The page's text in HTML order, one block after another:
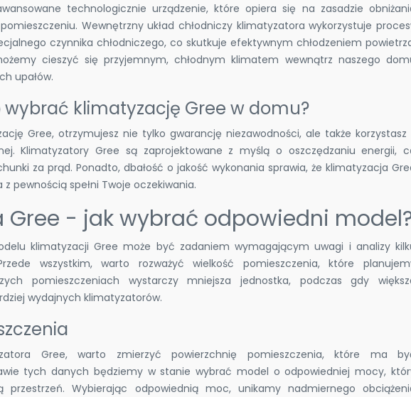
technologicznie urządzenie, które opiera się na zasadzie
Wewnętrzny układ chłodniczy klimatyzatora wykorzystuje
czynnika chłodniczego, co skutkuje efektywnym chłodzeniem
cieszyć się przyjemnym, chłodnym klimatem wewnątrz naszego
upałów.
wybrać klimatyzację Gree w domu?
Gree, otrzymujesz nie tylko gwarancję niezawodności, ale także korzystasz
Klimatyzatory Gree są zaprojektowane z myślą o oszczędzaniu energii,
za prąd. Ponadto, dbałość o jakość wykonania sprawia, że klimatyzacja
pewnością spełni Twoje oczekiwania.
Gree - jak wybrać odpowiedni
klimatyzacji Gree może być zadaniem wymagającym uwagi i analizy
wszystkim, warto rozważyć wielkość pomieszczenia, które
pomieszczeniach wystarczy mniejsza jednostka, podczas gdy
wydajnych klimatyzatorów.
Gree, warto zmierzyć powierzchnię pomieszczenia, które ma
tych danych będziemy w stanie wybrać model o odpowiedniej mocy,
przestrzeń. Wybierając odpowiednią moc, unikamy nadmiernego